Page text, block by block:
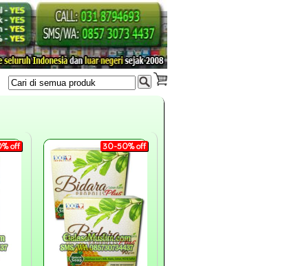
off 30-50% off